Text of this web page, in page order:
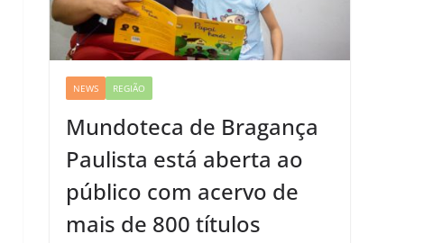
NEWS REGIÃO
Mundoteca de Bragança
Paulista está aberta ao
público com acervo de
mais de 800 títulos